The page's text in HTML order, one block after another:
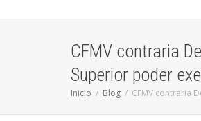
CFMV contraria
Superior poder
Inicio Blog CFMV contraria